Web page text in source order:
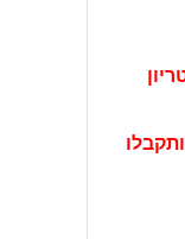
ותקבלו